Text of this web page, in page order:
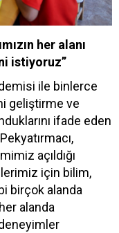
her alanı
istiyoruz”
ile binlerce
geliştirme ve
ifade eden
açıldığı
için bilim,
birçok alanda
alanda